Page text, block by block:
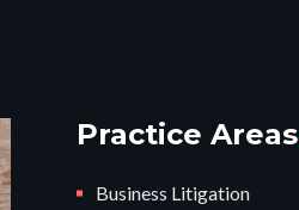
Practice Areas
Business Litigation